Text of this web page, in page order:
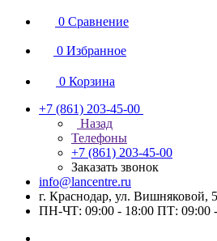
0 Сравнение
0 Избранное
0 Корзина
+7 (861) 203-45-00
Назад
Телефоны
+7 (861) 203-45-00
Заказать звонок
info@lancentre.ru
г. Краснодар, ул. Вишняковой,
ПН-ЧТ: 09:00 - 18:00 ПТ: 09:00